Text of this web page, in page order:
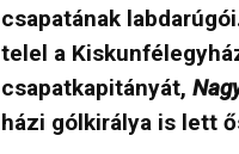
csapatának
telel a
csapatkapitányát,
házi gólkirálya is lett